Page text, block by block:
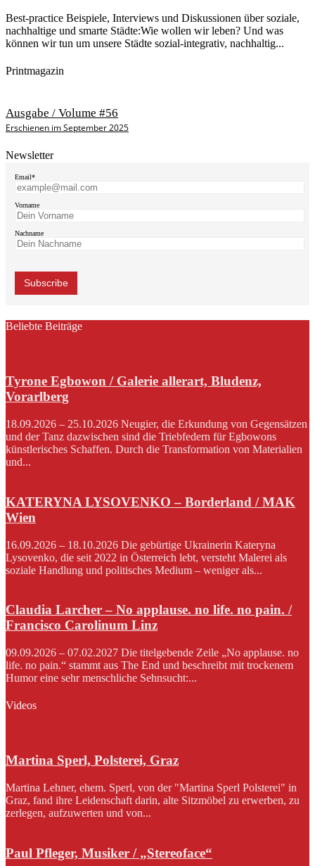
Best-practice Beispiele, Interviews und Diskussionen über soziale,
nachhaltige und smarte Städte:Wie wollen wir leben? Und was
können wir tun um unsere Städte sozial-integrativ, nachhaltig...
Printmagazin
Ausgabe / Volume #56
Erschienen im September 2025
Newsletter
Email*
Vorname
Nachname
Beliebte Beiträge
Tyrone Egbowon / Galerie allerart, Bludenz,
Vorarlberg
18.09.2026 – 25.10.2026 Neugier, die Erkundung von Gegensätzen
und der Tanz dazwischen sind die Triebfedern für Egbowons
künstlerisches Schaffen. Durch die Transformation von Materialien
und...
KATERYNA LYSOVENKO – Borderland / MAK
Wien
16.09.2026 – 18.10.2026 Die gebürtige Ukrainerin Kateryna
Lysovenko, die seit 2022 in Österreich lebt, versteht Malerei als
soziale Handlung und politisches Medium – weniger als...
Claudia Larcher – No applause. no life. no pain. /
Francisco Carolinum Linz
09.09.2026 – 07.02.2027 Die titelgebende Zeile „No applause. no
life. no pain.“ stammt aus The End und beschreibt mit trockenem
Humor eine sehr menschliche Sehnsucht:...
Videos
Martina Sperl, Polsterei, Graz
Martina Lehner, ehem. Sperl, von der "Martina Sperl Polsterei" in
Graz, fand ihre Leidenschaft darin, alte Sitzmöbel zu erwerben, zu
zerlegen, aufzuwerten und von...
Paul Pfleger, Musiker / „Stereoface“